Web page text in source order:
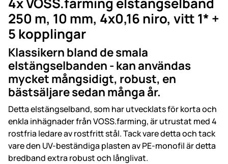
250 m, 10 mm, 4x0,16 niro, vitt 1* +
5 kopplingar
Klassikern bland de smala
elstängselbanden - kan användas
mycket mångsidigt, robust, en
bästsäljare sedan många år.
Detta elstängselband, som har utvecklats för korta och
enkla inhägnader från VOSS.farming, är utrustat med 4
rostfria ledare av rostfritt stål. Tack vare detta och tack
vare den UV-beständiga plasten av PE-monofil är detta
bredband extra robust och långlivat.